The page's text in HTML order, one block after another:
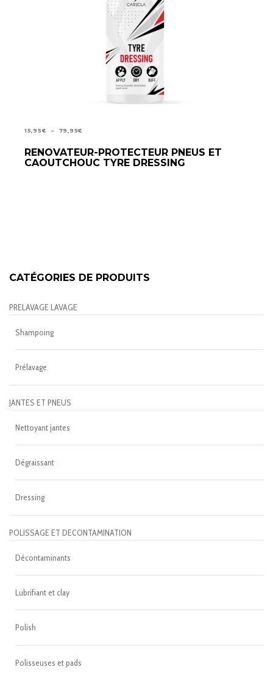
15,95€ – 79,95€
PRIX :
CHOIX DES OPTIONS
RENOVATEUR-PROTECTEUR PNEUS ET
CAOUTCHOUC TYRE DRESSING
CATÉGORIES DE PRODUITS
PRELAVAGE LAVAGE
Shampoing
Prélavage
JANTES ET PNEUS
Nettoyant jantes
Dégraissant
Dressing
POLISSAGE ET DECONTAMINATION
Décontaminants
Lubrifiant et clay
Polish
Polisseuses et pads